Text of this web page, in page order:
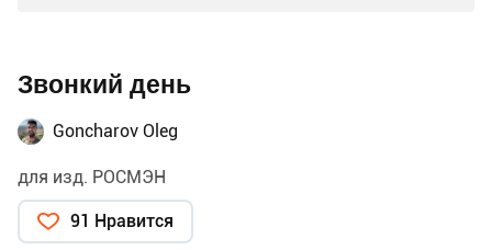
Звонкий день
Goncharov Oleg
для изд. РОСМЭН
91 Нравится